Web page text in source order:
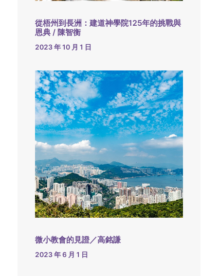
從梧州到長洲：建道神學院125年的挑戰與
恩典 / 陳智衡
2023 年 10 月 1 日
微小教會的見證／高銘謙
2023 年 6 月 1 日